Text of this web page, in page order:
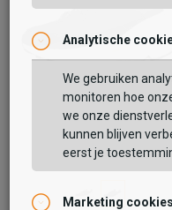
Tozen
Kyuna
189,99 109,99
Analytische
We gebruiken
monitoren hoe
we onze
kunnen blijven
eerst je
Marketing cookies